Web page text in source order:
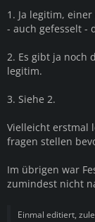
1. Ja legitim,
- auch gefesselt -
2. Es gibt ja noch
legitim.
3. Siehe 2.
Vielleicht erstmal
fragen stellen
Im übrigen war
zumindest nicht
Einmal editiert,